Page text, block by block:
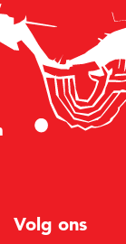
Volg ons